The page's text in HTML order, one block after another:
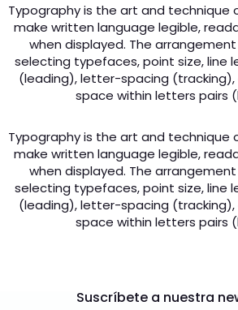
Typography is the art and technique
make written language legible,
when displayed. The
selecting typefaces, point size, line
(leading), letter-spacing
space within letters pairs
Typography is the art and technique
make written language legible,
when displayed. The
selecting typefaces, point size, line
(leading), letter-spacing
space within letters pairs
Suscríbete a nuestra